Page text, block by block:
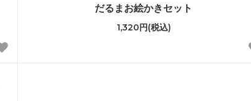
だるまお絵かきセット
1,320円(税込)